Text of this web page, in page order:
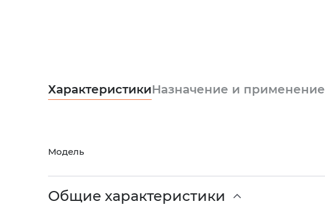
ХарактеристикиНазначение и применение
Модель
Общие характеристики